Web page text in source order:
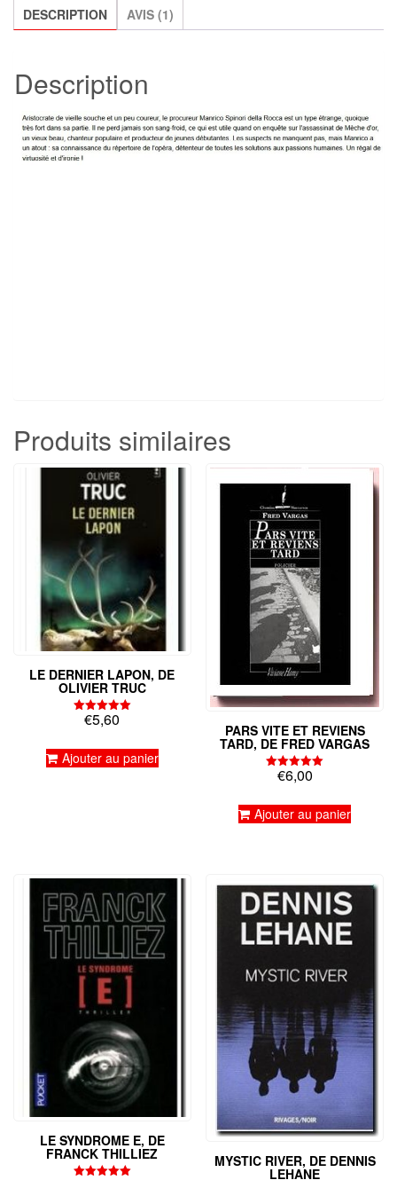
Giancarlo
De
DESCRIPTION AVIS (1)
Description
Produits similaires
LE DERNIER LAPON, DE
OLIVIER TRUC
Note
5.00
€5,60
Ajouter au panier
PARS VITE ET REVIENS
TARD, DE FRED VARGAS
Note
5.00
€6,00
Ajouter au panier
LE SYNDROME E, DE
FRANCK THILLIEZ MYSTIC RIVER, DE DENNIS
LEHANE